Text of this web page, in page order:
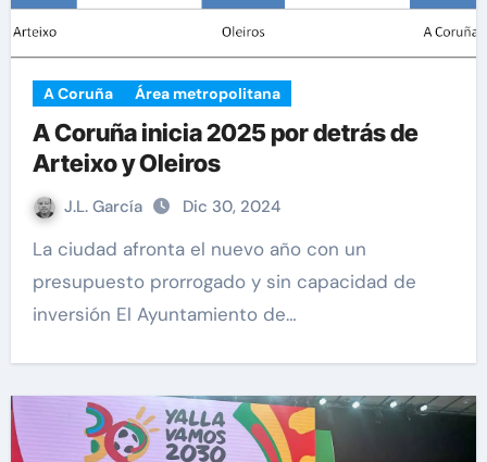
A Coruña Área metropolitana
A Coruña inicia 2025 por detrás de
Arteixo y Oleiros
J.L. García Dic 30, 2024
La ciudad afronta el nuevo año con un
presupuesto prorrogado y sin capacidad de
inversión El Ayuntamiento de…